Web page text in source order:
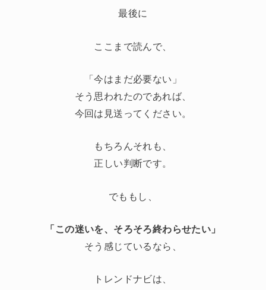
最後に
ここまで読んで、
「今はまだ必要ない」
そう思われたのであれば、
今回は見送ってください。
もちろんそれも、
正しい判断です。
でももし、
「この迷いを、そろそろ終わらせたい」
そう感じているなら、
トレンドナビは、